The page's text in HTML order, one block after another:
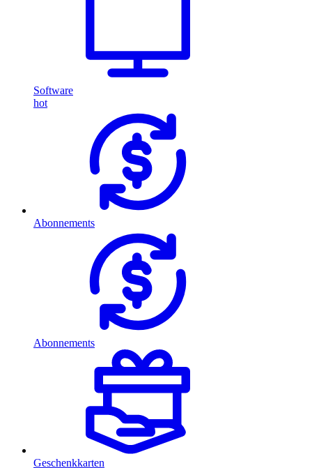
Software
hot
Abonnements
Abonnements
Geschenkkarten